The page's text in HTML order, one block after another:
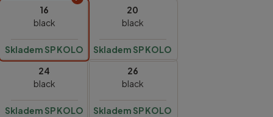
16
black
Skladem SP KOLO
20
black
Skladem SP KOLO
24
black
Skladem SP KOLO
26
black
Skladem SP KOLO